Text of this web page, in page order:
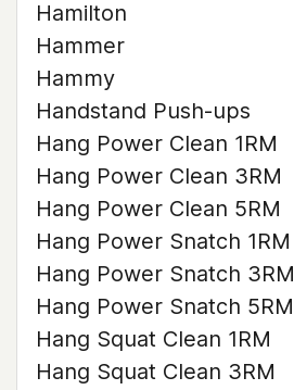
Hamilton
Hammer
Hammy
Handstand Push-ups
Hang Power Clean 1RM
Hang Power Clean 3RM
Hang Power Clean 5RM
Hang Power Snatch 1RM
Hang Power Snatch 3RM
Hang Power Snatch 5RM
Hang Squat Clean 1RM
Hang Squat Clean 3RM